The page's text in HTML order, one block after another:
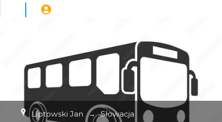
Liptowski Jan → Słowacja